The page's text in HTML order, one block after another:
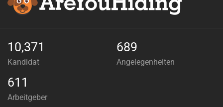
10,371
Kandidat
689
Angelegenheiten
611
Arbeitgeber